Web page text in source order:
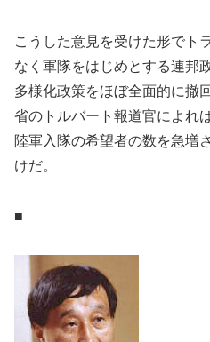
こうした意見を受けた形でト
なく軍隊をはじめとする連邦
多様化政策をほぼ全面的に撤
省のトルバート報道官によれ
陸軍入隊の希望者の数を急増
けだ。
■